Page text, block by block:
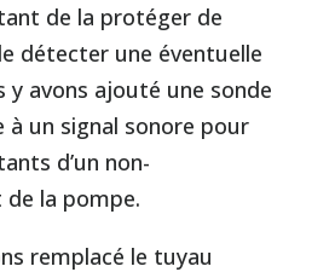
de la protéger de
détecter une éventuelle
y avons ajouté une sonde
à un signal sonore pour
d’un non-
de la pompe.
remplacé le tuyau